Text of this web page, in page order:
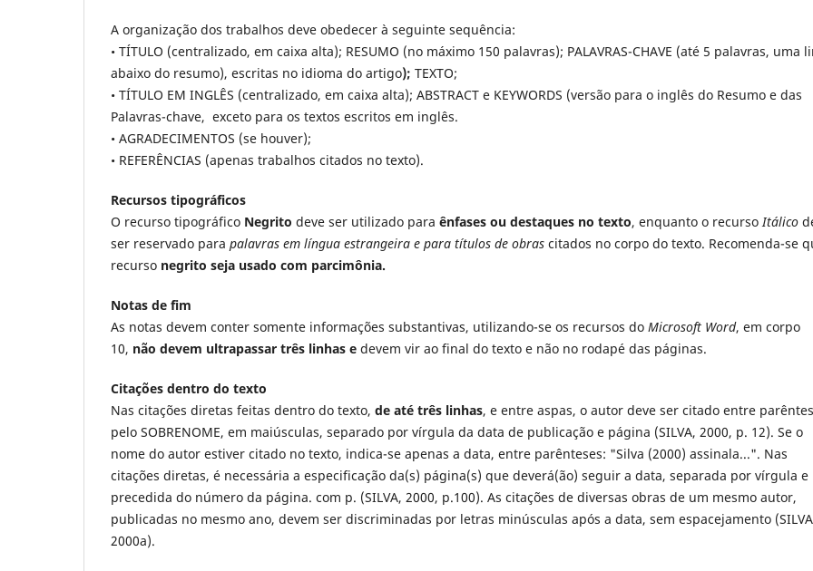
A organização dos trabalhos deve obedecer à seguinte sequência:
• TÍTULO (centralizado, em caixa alta); RESUMO (no máximo 150 palavras); PALAVRAS-CHAVE (até 5 palavras, uma
abaixo do resumo), escritas no idioma do artigo); TEXTO;
• TÍTULO EM INGLÊS (centralizado, em caixa alta); ABSTRACT e KEYWORDS (versão para o inglês do Resumo e das
Palavras-chave, exceto para os textos escritos em inglês.
• AGRADECIMENTOS (se houver);
• REFERÊNCIAS (apenas trabalhos citados no texto).
Recursos tipográficos
O recurso tipográfico Negrito deve ser utilizado para ênfases ou destaques no texto, enquanto o recursoItálico
ser reservado para palavras em língua estrangeira e para títulos de obras citados no corpo do texto. Recomenda-se
recurso negrito seja usado com parcimônia.
Notas de fim
As notas devem conter somente informações substantivas, utilizando-se os recursos do Microsoft Word, em corpo
10, não devem ultrapassar três linhas e devem vir ao final do texto e não no rodapé das páginas.
Citações dentro do texto
Nas citações diretas feitas dentro do texto, de até três linhas, e entre aspas, o autor deve ser citado entre
pelo SOBRENOME, em maiúsculas, separado por vírgula da data de publicação e página (SILVA, 2000, p. 12). Se o
nome do autor estiver citado no texto, indica-se apenas a data, entre parênteses: "Silva (2000) assinala...". Nas
citações diretas, é necessária a especificação da(s) página(s) que deverá(ão) seguir a data, separada por vírgula e
precedida do número da página. com p. (SILVA, 2000, p.100). As citações de diversas obras de um mesmo autor,
publicadas no mesmo ano, devem ser discriminadas por letras minúsculas após a data, sem espacejamento
2000a).